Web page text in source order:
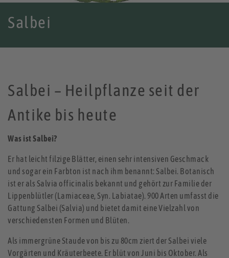
Salbei
Salbei – Heilpflanze seit der
Antike bis heute
Was ist Salbei?
Er hat leicht filzige Blätter, einen sehr intensiven Geschmack
und sogar ein Farbton ist nach ihm benannt: Salbei. Botanisch
ist er als Salvia officinalis bekannt und gehört zur Familie der
Lippenblütler (Lamiaceae, Syn. Labiatae). 900 Arten umfasst die
Gattung Salbei (Salvia) und bietet damit eine Vielzahl von
verschiedensten Formen und Blüten.
Als immergrüne Staude von bis zu 80cm ziert der Salbei viele
Vorgärten und Kräuterbeete. Er blüt von Juni bis Oktober. Als